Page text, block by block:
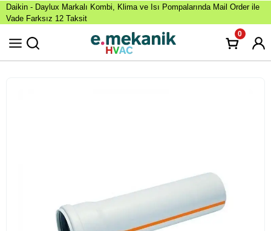
Daikin - Daylux Markalı Kombi, Klima ve Isı Pompalarında Mail Order ile
Vade Farksız 12 Taksit
0